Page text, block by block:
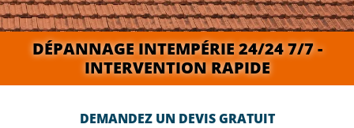
DÉPANNAGE INTEMPÉRIE 24/24 7/7 -
INTERVENTION RAPIDE
DEMANDEZ UN DEVIS GRATUIT